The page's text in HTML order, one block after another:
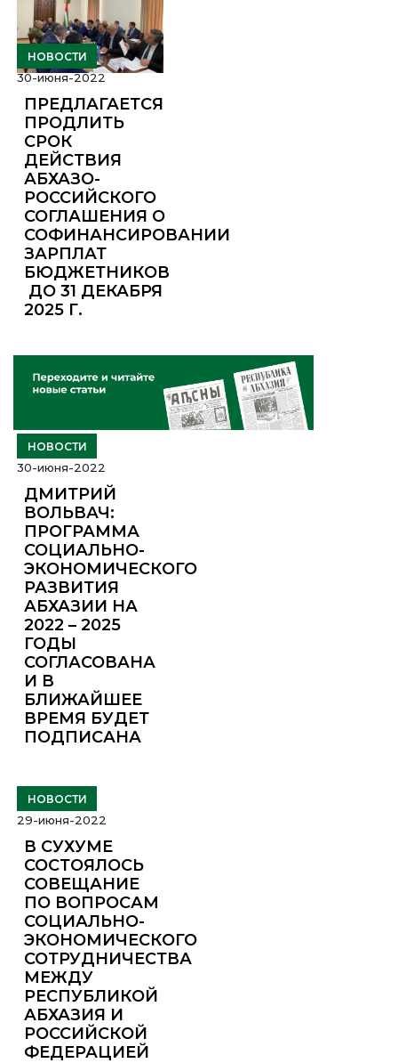
НОВОСТИ
30-июня-2022
ПРЕДЛАГАЕТСЯ
ПРОДЛИТЬ
СРОК
ДЕЙСТВИЯ
АБХАЗО-
РОССИЙСКОГО
СОГЛАШЕНИЯ О
СОФИНАНСИРОВАНИИ
ЗАРПЛАТ
БЮДЖЕТНИКОВ
ДО 31 ДЕКАБРЯ
2025 Г.
НОВОСТИ
30-июня-2022
ДМИТРИЙ
ВОЛЬВАЧ:
ПРОГРАММА
СОЦИАЛЬНО-
ЭКОНОМИЧЕСКОГО
РАЗВИТИЯ
АБХАЗИИ НА
2022 – 2025
ГОДЫ
СОГЛАСОВАНА
И В
БЛИЖАЙШЕЕ
ВРЕМЯ БУДЕТ
ПОДПИСАНА
НОВОСТИ
29-июня-2022
В СУХУМЕ
СОСТОЯЛОСЬ
СОВЕЩАНИЕ
ПО ВОПРОСАМ
СОЦИАЛЬНО-
ЭКОНОМИЧЕСКОГО
СОТРУДНИЧЕСТВА
МЕЖДУ
РЕСПУБЛИКОЙ
АБХАЗИЯ И
РОССИЙСКОЙ
ФЕДЕРАЦИЕЙ